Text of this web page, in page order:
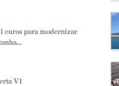
euros para modernizar
V1